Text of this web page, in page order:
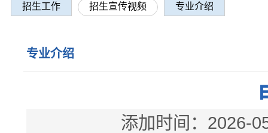
招生工作 招生宣传视频 专业介绍
专业介绍
添加时间：2026-